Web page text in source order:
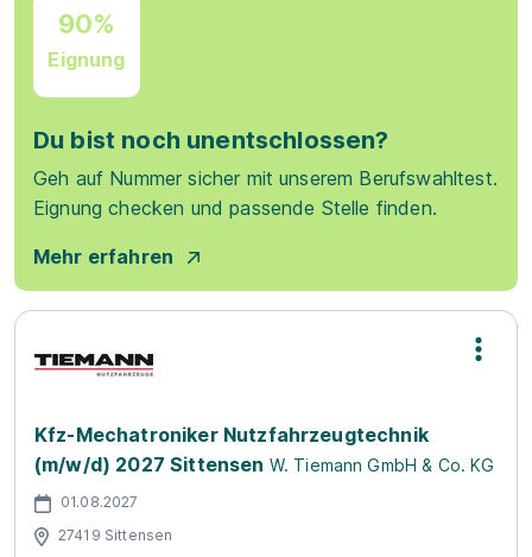
90%
Eignung
Du bist noch unentschlossen?
Geh auf Nummer sicher mit unserem Berufswahltest.
Eignung checken und passende Stelle finden.
Mehr erfahren
Kfz-Mechatroniker Nutzfahrzeugtechnik
(m/w/d) 2027 Sittensen W. Tiemann GmbH & Co. KG
01.08.2027
27419 Sittensen